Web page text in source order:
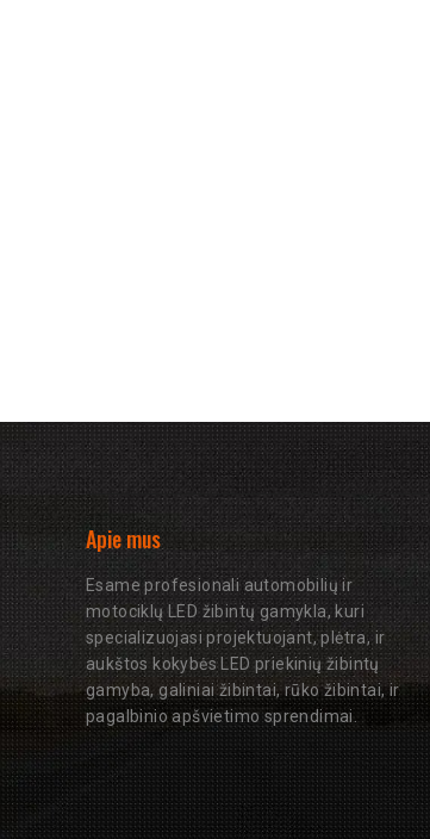
Apie mus
Esame profesionali automobilių ir
motociklų LED žibintų gamykla, kuri
specializuojasi projektuojant, plėtra, ir
aukštos kokybės LED priekinių žibintų
gamyba, galiniai žibintai, rūko žibintai, ir
pagalbinio apšvietimo sprendimai.